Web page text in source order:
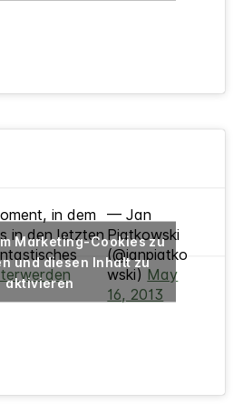
in dem
in den letzten
— Jan
Piatkowski
(@janpiatko
wski) May
16, 2013
Marketing-Cookies zu
und diesen Inhalt zu
aktivieren